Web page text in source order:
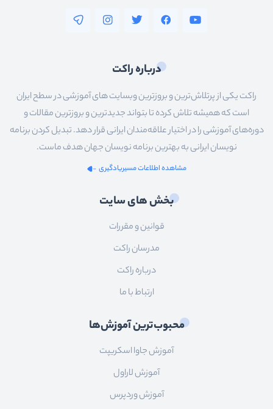
درباره راکت
راکت یکی از پرتلاش‌ترین و بروزترین وبسایت های آموزشی در سطح ایران
است که همیشه تلاش کرده تا بتواند جدیدترین و بروزترین مقالات و
دوره‌های آموزشی را در اختیار علاقه‌مندان ایرانی قرار دهد. تبدیل کردن برنامه
نویسان ایرانی به بهترین برنامه نویسان جهان هدف ماست.
مشاهده اطلاعات مسیریادگیری
بخش های سایت
قوانین و مقررات
مدرسان راکت
درباره راکت
ارتباط با ما
محبوب‌ترین آموزش‌ها
آموزش جاوا اسکریپت
آموزش لاراول
آموزش وردپرس